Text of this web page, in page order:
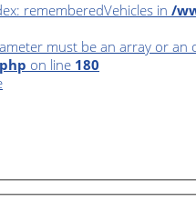
rememberedVehicles in /
must be an array or an
on line 180